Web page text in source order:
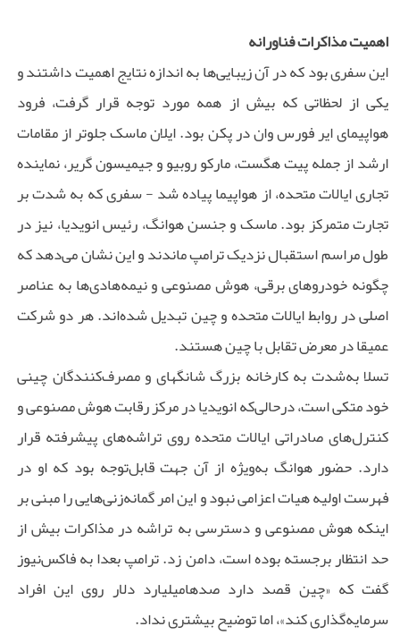
اهمیت مذاکرات فناورانه
این سفری بود که در آن زیبایی‌ها به اندازه نتایج اهمیت داشتند و
یکی از لحظاتی که بیش از همه مورد توجه قرار گرفت، فرود
هواپیمای ایر فورس وان در پکن بود. ایلان ماسک جلوتر از مقامات
ارشد از جمله پیت هگست، مارکو روبیو و جیمیسون گریر، نماینده
تجاری ایالات متحده، از هواپیما پیاده شد - سفری که به شدت بر
تجارت متمرکز بود. ماسک و جنسن هوانگ، رئیس انویدیا، نیز در
طول مراسم استقبال نزدیک ترامپ ماندند و این نشان می‌دهد که
چگونه خودروهای برقی، هوش مصنوعی و نیمه‌هادی‌ها به عناصر
اصلی در روابط ایالات متحده و چین تبدیل شده‌اند. هر دو شرکت
عمیقا در معرض تقابل با چین هستند.
تسلا به‌شدت به کارخانه‌ بزرگ شانگهای و مصرف‌کنندگان چینی
خود متکی است، درحالی‌که انویدیا در مرکز رقابت هوش مصنوعی و
کنترل‌های صادراتی ایالات متحده روی تراشه‌های پیشرفته قرار
دارد. حضور هوانگ به‌ویژه از آن جهت قابل‌توجه بود که او در
فهرست اولیه هیات اعزامی نبود و این امر گمانه‌زنی‌هایی را مبنی بر
اینکه هوش مصنوعی و دسترسی به تراشه در مذاکرات بیش از
حد انتظار برجسته بوده است، دامن زد. ترامپ بعدا به فاکس‌نیوز
گفت که «چین قصد دارد صدها‌میلیارد دلار روی این افراد
سرمایه‌گذاری کند»، اما توضیح بیشتری نداد.